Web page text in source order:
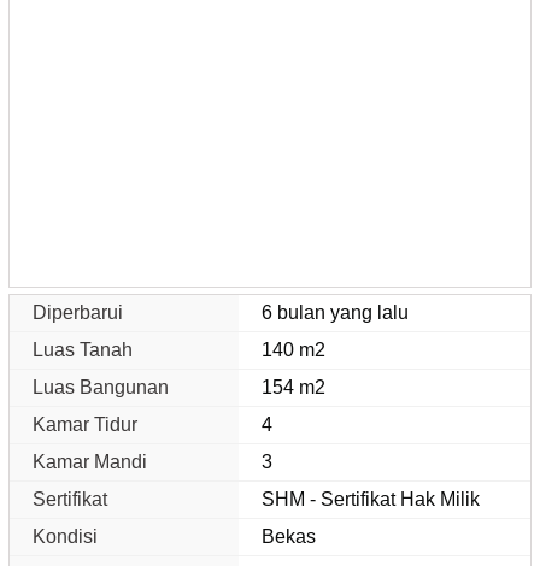
Diperbarui
6 bulan yang lalu
Luas Tanah
140 m2
Luas Bangunan
154 m2
Kamar Tidur
4
Kamar Mandi
3
Sertifikat
SHM - Sertifikat Hak Milik
Kondisi
Bekas